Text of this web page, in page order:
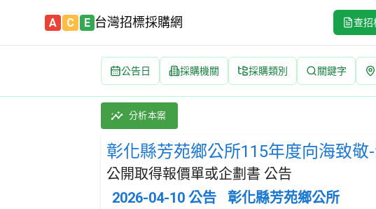
A C E 台灣招標採購網 查招
公告日 採購機關 採購類別 關鍵字
彰化縣芳苑鄉公所115年度向海致敬-海岸整體清潔維
採購類別：勞務類 污水及垃圾處理、公共衛生及其他
分析本案
彰化縣芳苑鄉公所115年度向海致
公開取得報價單或企劃書 公告
2026-04-10 公告 彰化縣芳苑鄉公所